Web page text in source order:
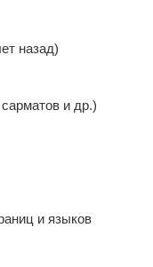
назад)
и др.)
и языков